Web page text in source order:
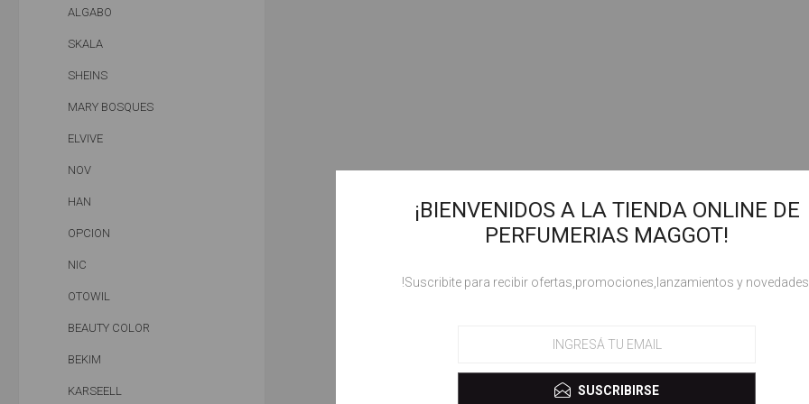
ALGABO
SKALA
SHEINS
MARY BOSQUES
ELVIVE
NOV
HAN
OPCION
NIC
OTOWIL
BEAUTY COLOR
BEKIM
KARSEELL
¡BIENVENIDOS A LA TIENDA ONLINE DE
PERFUMERIAS MAGGOT!
!Suscribite para recibir ofertas,promociones,lanzamientos y
SUSCRIBIRSE